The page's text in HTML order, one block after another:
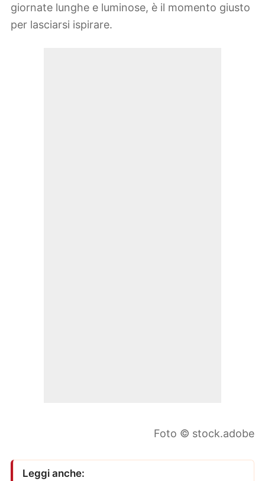
giornate lunghe e luminose, è il momento giusto
per lasciarsi ispirare.
Foto © stock.adobe
Leggi anche: